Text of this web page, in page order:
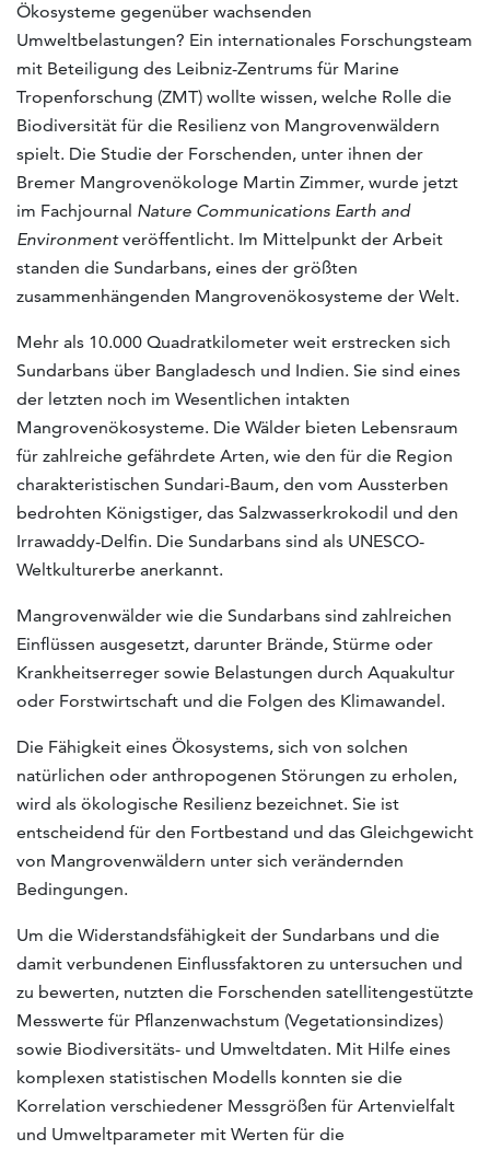
Ökosysteme gegenüber wachsenden
Umweltbelastungen? Ein internationales Forschungsteam
mit Beteiligung des Leibniz-Zentrums für Marine
Tropenforschung (ZMT) wollte wissen, welche Rolle die
Biodiversität für die Resilienz von Mangrovenwäldern
spielt. Die Studie der Forschenden, unter ihnen der
Bremer Mangrovenökologe Martin Zimmer, wurde jetzt
im Fachjournal Nature Communications Earth and
Environmentveröffentlicht. Im Mittelpunkt der Arbeit
standen die Sundarbans, eines der größten
zusammenhängenden Mangrovenökosysteme der Welt.
Mehr als 10.000 Quadratkilometer weit erstrecken sich
Sundarbans über Bangladesch und Indien. Sie sind eines
der letzten noch im Wesentlichen intakten
Mangrovenökosysteme. Die Wälder bieten Lebensraum
für zahlreiche gefährdete Arten, wie den für die Region
charakteristischen Sundari-Baum, den vom Aussterben
bedrohten Königstiger, das Salzwasserkrokodil und den
Irrawaddy-Delfin. Die Sundarbans sind als UNESCO-
Weltkulturerbe anerkannt.
Mangrovenwälder wie die Sundarbans sind zahlreichen
Einflüssen ausgesetzt, darunter Brände, Stürme oder
Krankheitserreger sowie Belastungen durch Aquakultur
oder Forstwirtschaft und die Folgen des Klimawandel.
Die Fähigkeit eines Ökosystems, sich von solchen
natürlichen oder anthropogenen Störungen zu erholen,
wird als ökologische Resilienz bezeichnet. Sie ist
entscheidend für den Fortbestand und das Gleichgewicht
von Mangrovenwäldern unter sich verändernden
Bedingungen.
Um die Widerstandsfähigkeit der Sundarbans und die
damit verbundenen Einflussfaktoren zu untersuchen und
zu bewerten, nutzten die Forschenden satellitengestützte
Messwerte für Pflanzenwachstum (Vegetationsindizes)
sowie Biodiversitäts- und Umweltdaten. Mit Hilfe eines
komplexen statistischen Modells konnten sie die
Korrelation verschiedener Messgrößen für Artenvielfalt
und Umweltparameter mit Werten für die